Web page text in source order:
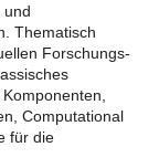
und
Thematisch
Forschungs-
Computational
für die